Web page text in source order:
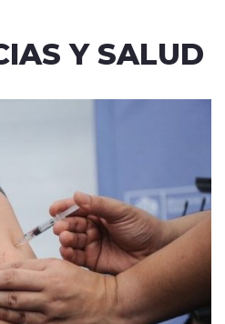
Y SALUD